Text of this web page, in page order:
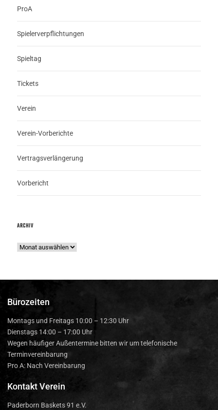
ProA
Spielerverpflichtungen
Spieltag
Tickets
Verein
Verein-Vorberichte
Vertragsverlängerung
Vorbericht
ARCHIV
Bürozeiten
Montags und Freitags 10:00 – 12:30 Uhr
Dienstags 14:00 – 17:00 Uhr
Wegen häufiger Außentermine bitten wir um telefonische
Terminvereinbarung
Pro A: Nach Vereinbarung
Kontakt Verein
Paderborn Baskets 91 e.V.